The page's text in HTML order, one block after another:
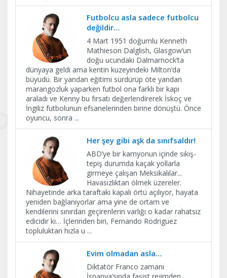
Futbolcu asla sadece futbolcu
değildir…
4 Mart 1951 doğumlu Kenneth
Mathieson Dalglish, Glasgow’un
doğu ucundaki Dalmarnock’ta
dünyaya geldi ama kentin kuzeyindeki Milton’da
büyüdü. Bir yandan eğitimi sürdürüp öte yandan
marangozluk yaparken futbol ona farklı bir kapı
araladı ve Kenny bu fırsatı değerlendirerek İskoç ve
İngiliz futbolunun efsanelerinden birine dönüştü. Önce
oyuncu, sonra ...
Her şey gibi aşk da sınıfsaldır!
ABD’ye bir kamyonun içinde sıkış-
tepiş durumda kaçak yollarla
girmeye çalışan Meksikalılar...
Havasızlıktan ölmek üzereler.
Nihayetinde arka taraftaki kapalı örtü açılıyor, hayata
yeniden bağlanıyorlar ama yine de ortam ve
kendilerini sınırdan geçirenlerin varlığı o kadar rahatsız
edicidir ki… İçlerinden biri, Fernando Rodriguez
topluluktan hızla u ...
Evim olmadan asla…
Diktatör Franco zamanı